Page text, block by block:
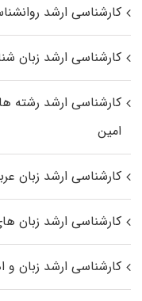
کارشناسی ارشد
کارشناسی ارشد زبان
کارشناسی ارشد رﺷﺘﻪ
اﻣﻴﻦ
کارشناسی ارشد زبان
کارشناسی ارشد زبان‌
کارشناسی ارشد زبان و